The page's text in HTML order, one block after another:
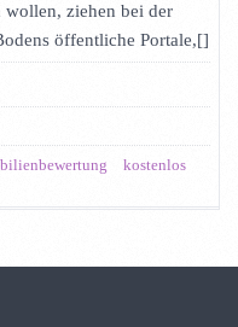
ziehen bei der
öffentliche Portale,[]
kostenlos